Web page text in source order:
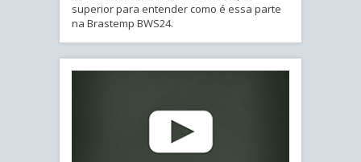
superior para entender como é essa parte
na Brastemp BWS24.